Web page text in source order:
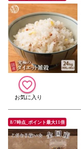
8/7時点_ポイント最大11倍